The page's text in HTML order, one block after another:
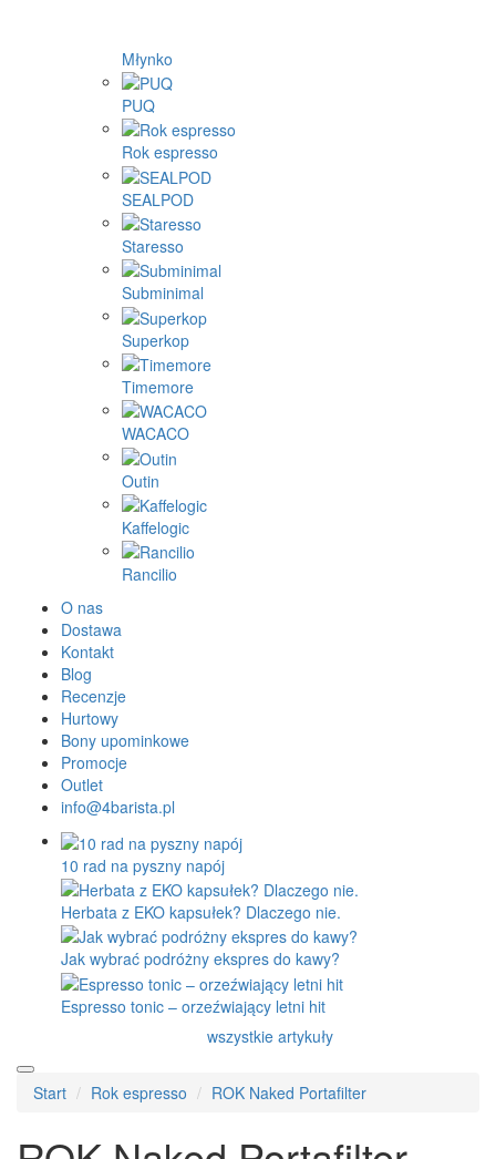
Młynko
PUQ
Rok espresso
SEALPOD
Staresso
Subminimal
Superkop
Timemore
WACACO
Outin
Kaffelogic
Rancilio
O nas
Dostawa
Kontakt
Blog
Recenzje
Hurtowy
Bony upominkowe
Promocje
Outlet
info@4barista.pl
10 rad na pyszny napój
Herbata z EKO kapsułek? Dlaczego nie.
Jak wybrać podróżny ekspres do kawy?
Espresso tonic – orzeźwiający letni hit
wszystkie artykuły
Start Rok espresso ROK Naked Portafilter